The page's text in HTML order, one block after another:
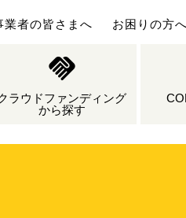
業者の皆さまへ お困りの方へ
ラウドファンディング
から探す